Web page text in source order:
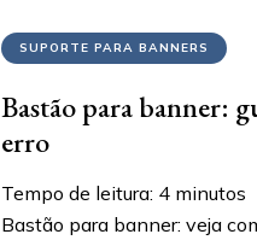
SUPORTE PARA BANNERS
Bastão para banner:
erro
Tempo de leitura: 4 minutos
Bastão para banner: veja